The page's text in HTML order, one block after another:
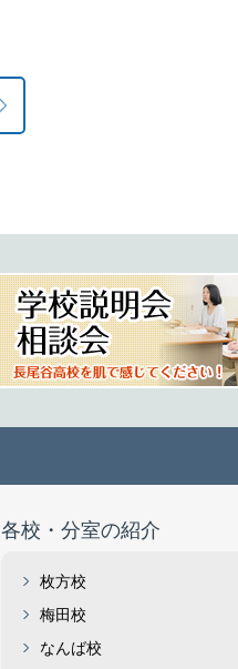
各校・分室の紹介
枚方校
梅田校
なんば校